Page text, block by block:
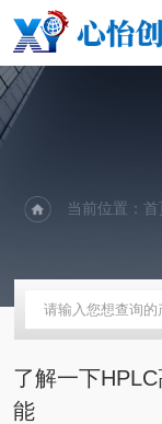
当前位置：首
了解一下
能